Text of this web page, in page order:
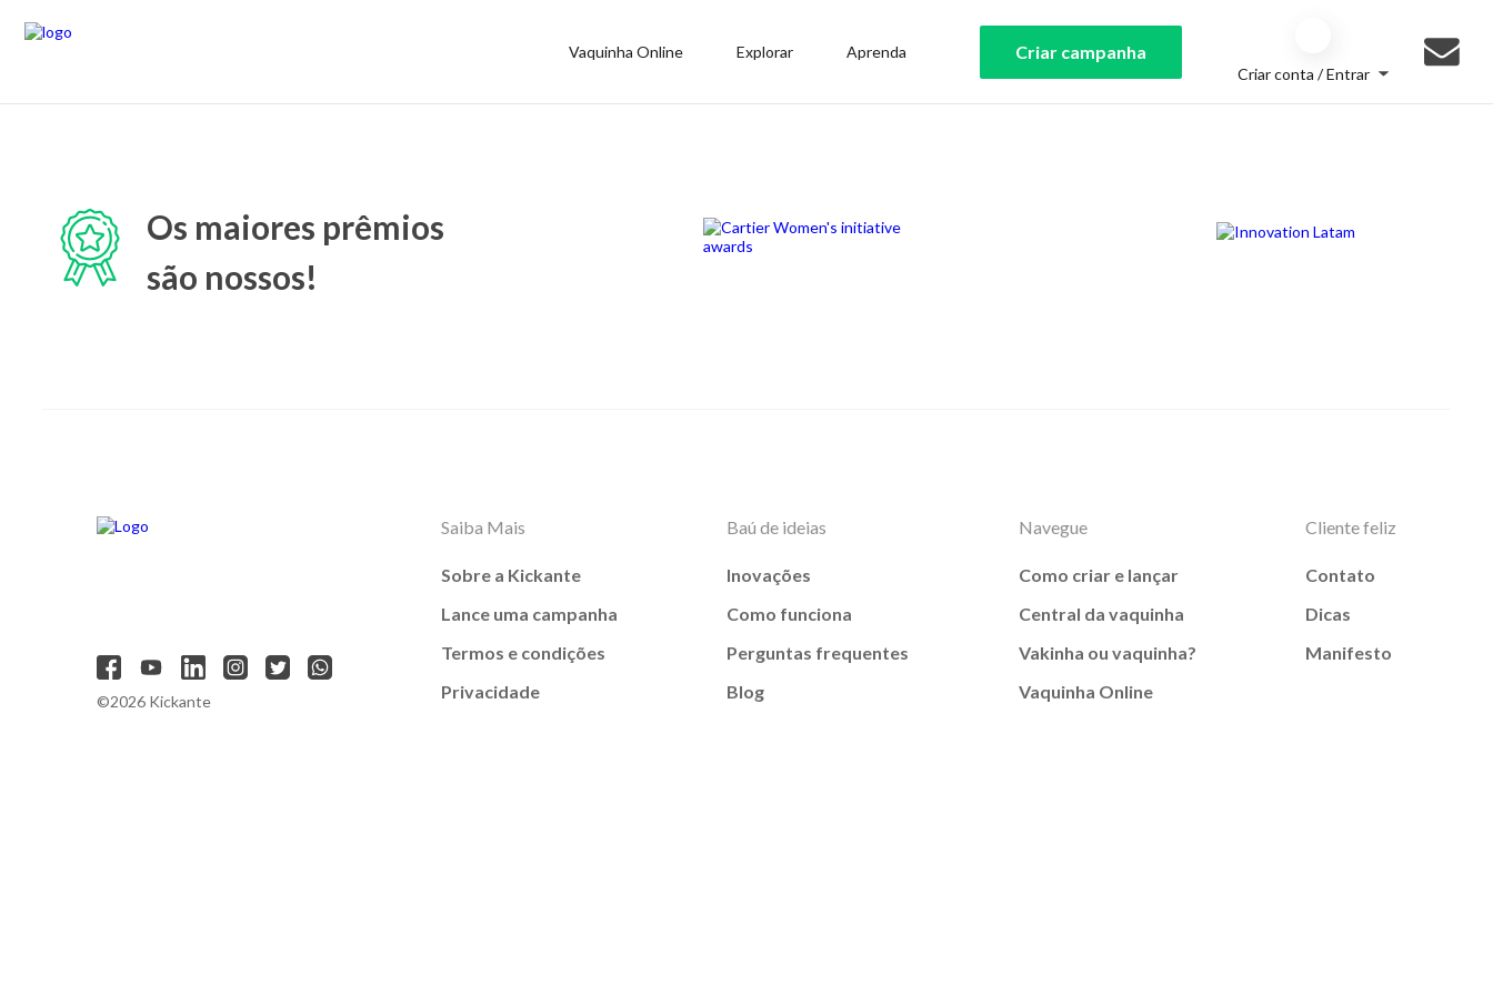
Vaquinha Online Explorar Aprenda Criar campanha
Criar conta / Entrar
Os maiores prêmios
são nossos!
©2026 Kickante
Saiba Mais
Sobre a Kickante
Lance uma campanha
Termos e condições
Privacidade
Baú de ideias
Inovações
Como funciona
Perguntas frequentes
Blog
Navegue
Como criar e lançar
Central da vaquinha
Vakinha ou vaquinha?
Vaquinha Online
Cliente feliz
Contato
Dicas
Manifesto